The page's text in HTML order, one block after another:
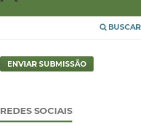
BUSCAR
ENVIAR SUBMISSÃO
REDES SOCIAIS